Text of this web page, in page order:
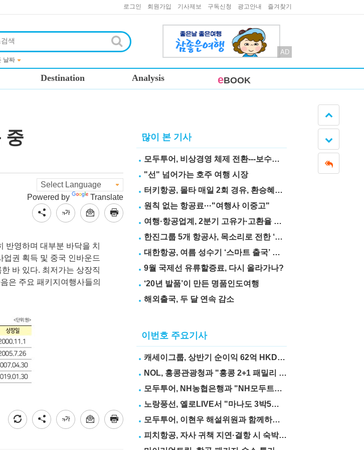
로그인 회원가입 기사제보 구독신청 광고안내 즐겨찾기
AD
Destination Analysis eBOOK
중
Powered by
Translate
반영하며 대부분 바닥을 치
권 획득 및 중국 인바운드
바 있다. 최저가는 상장직
은 주요 패키지여행사들의
많이 본 기사
모두투어, 비상경영 체제 전환---보수도 삭감
"선" 넘어가는 호주 여행 시장
터키항공, 몰타 매일 2회 경유, 환승혜택 눈길
원칙 없는 항공료···"여행사 이중고"
여행·항공업계, 2분기 고유가·고환율 직격탄
한진그룹 5개 항공사, 목소리로 전한 ‘재능기부’
대한항공, 여름 성수기 ‘스마트 출국’ 꿀팁 3가지 공개
9월 국제선 유류할증료, 다시 올라가나?
‘20년 발품’이 만든 명품인도여행
해외출국, 두 달 연속 감소
이번호 주요기사
캐세이그룹, 상반기 순이익 62억 HKD… 전년比 67.6%↑
NOL, 홍콩관광청과 "홍콩 2+1 패밀리 프로모션" 실시
모두투어, NH농협은행과 "NH모두트래블리적금" 출시
노랑풍선, 옐로LIVE서 "마나도 3박5일" 상품 선보여
모두투어, 이현우 해설위원과 함께하는 "MLB 직관 컨셉투어" 출시
피치항공, 자사 귀책 지연·결항 시 숙박·교통비 보상제 도입